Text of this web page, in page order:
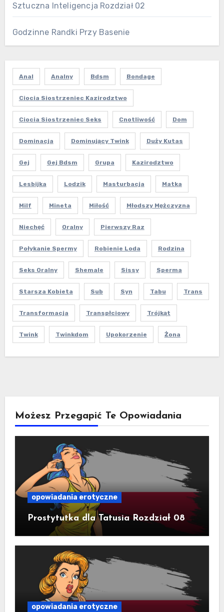
Sztuczna Inteligencja Rozdział 02
Godzinne Randki Przy Basenie
Anal Analny Bdsm Bondage
Ciocia Siostrzeniec Kazirodztwo
Ciocia Siostrzeniec Seks Cnotliwość Dom
Dominacja Dominujący Twink Duży Kutas
Gej Gej Bdsm Grupa Kazirodztwo
Lesbijka Lodzik Masturbacja Matka
Milf Mineta Miłość Młodszy Mężczyzna
Niechęć Oralny Pierwszy Raz
Połykanie Spermy Robienie Loda Rodzina
Seks Oralny Shemale Sissy Sperma
Starsza Kobieta Sub Syn Tabu Trans
Transformacja Transpłciowy Trójkąt
Twink Twinkdom Upokorzenie Żona
Możesz Przegapić Te Opowiadania
opowiadania erotyczne
Prostytutka dla Tatusia Rozdział 08
opowiadania erotyczne